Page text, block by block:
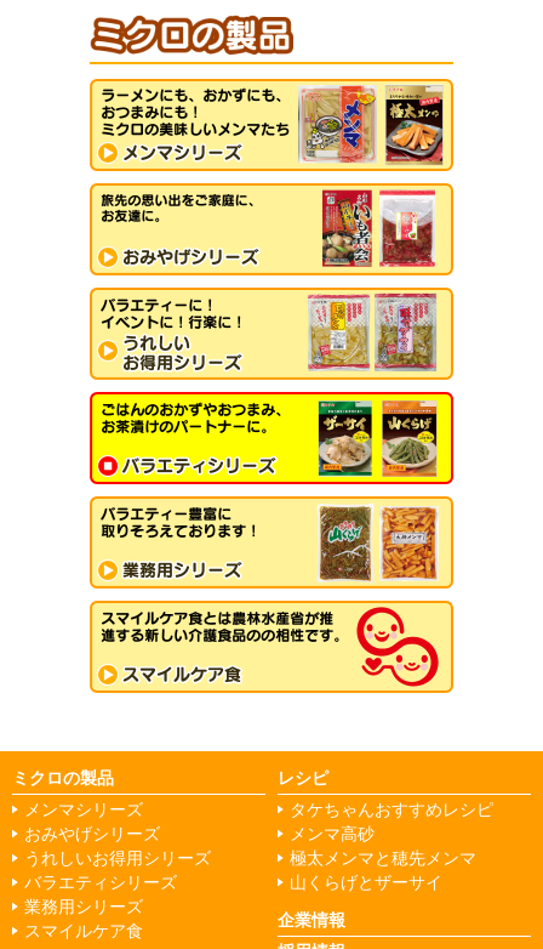
ミクロの製品
メンマシリーズ
おみやげシリーズ
うれしいお得用シリーズ
バラエティシリーズ
業務用シリーズ
スマイルケア食
レシピ
タケちゃんおすすめレシピ
メンマ高砂
極太メンマと穂先メンマ
山くらげとザーサイ
企業情報